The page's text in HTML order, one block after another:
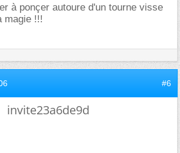
à ponçer autoure d'un tourne visse
magie !!!
#6
invite23a6de9d